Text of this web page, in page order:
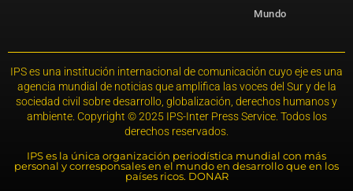
Mundo
IPS es una institución internacional de comunicación cuyo eje es una
agencia mundial de noticias que amplifica las voces del Sur y de la
sociedad civil sobre desarrollo, globalización, derechos humanos y
ambiente. Copyright © 2025 IPS-Inter Press Service. Todos los
derechos reservados.
IPS es la única organización periodística mundial con más
personal y corresponsales en el mundo en desarrollo que en los
países ricos. DONAR